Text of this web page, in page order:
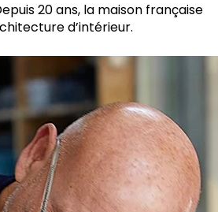
20 ans, la maison française
d’intérieur.